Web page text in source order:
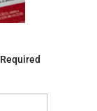
Required